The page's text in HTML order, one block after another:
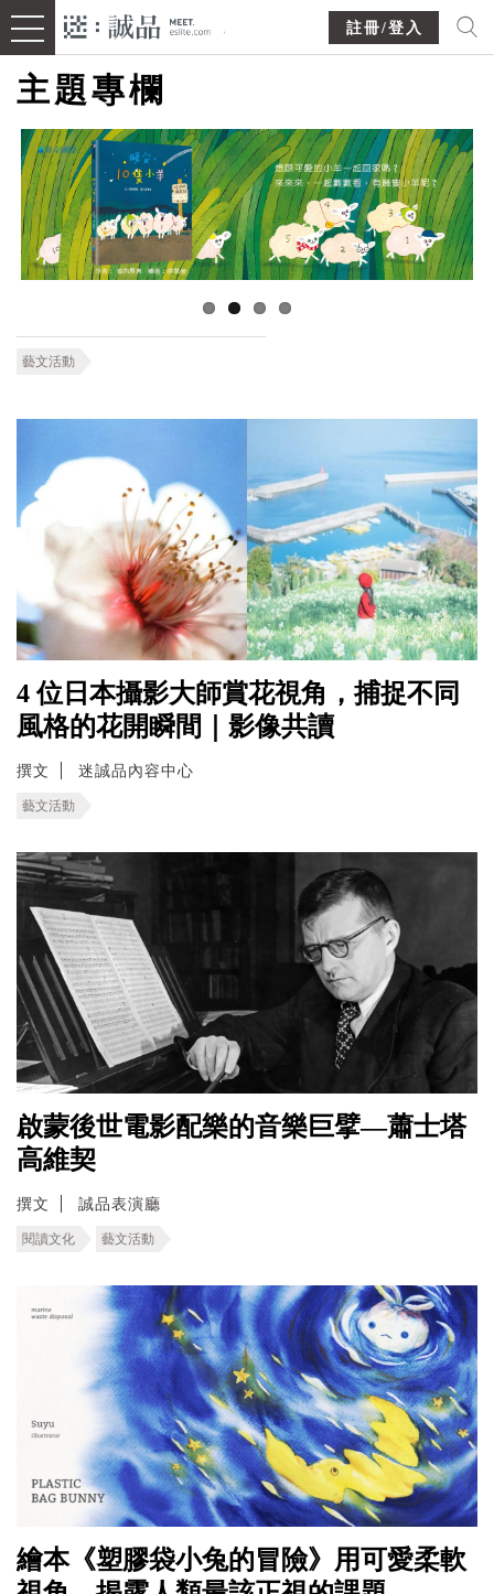
註冊/登入
主題專欄
藝文活動
4 位日本攝影大師賞花視角，捕捉不同
風格的花開瞬間｜影像共讀
撰文 迷誠品內容中心
藝文活動
啟蒙後世電影配樂的音樂巨擘—蕭士塔
高維契
撰文 誠品表演廳
閱讀文化 藝文活動
繪本《塑膠袋小兔的冒險》用可愛柔軟